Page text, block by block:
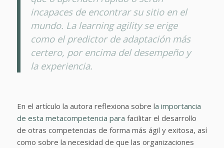
incapaces de encontrar su sitio en el
mundo. La learning agility se erige
como el predictor de adaptación más
certero, por encima del desempeño y
la experiencia.
En el artículo la autora reflexiona sobre la importancia
de esta metacompetencia para facilitar el desarrollo
de otras competencias de forma más ágil y exitosa, así
como sobre la necesidad de que las organizaciones